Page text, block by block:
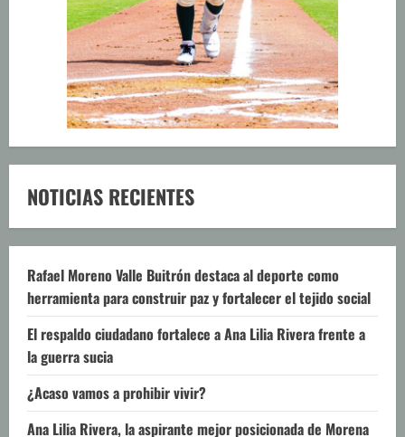
NOTICIAS RECIENTES
Rafael Moreno Valle Buitrón destaca al deporte como
herramienta para construir paz y fortalecer el tejido social
El respaldo ciudadano fortalece a Ana Lilia Rivera frente a
la guerra sucia
¿Acaso vamos a prohibir vivir?
Ana Lilia Rivera, la aspirante mejor posicionada de Morena